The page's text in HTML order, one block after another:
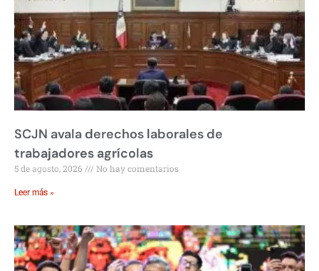
SCJN avala derechos laborales de
trabajadores agrícolas
5 de agosto, 2026 No hay comentarios
Leer más »